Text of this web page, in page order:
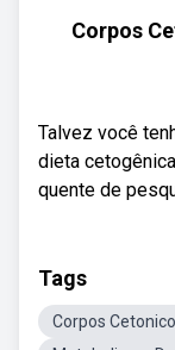
Corpos
Talvez você
dieta
quente de
Tags
Corpos